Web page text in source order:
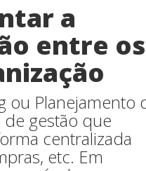
a
entre os
ou Planejamento
gestão que
centralizada
etc. Em